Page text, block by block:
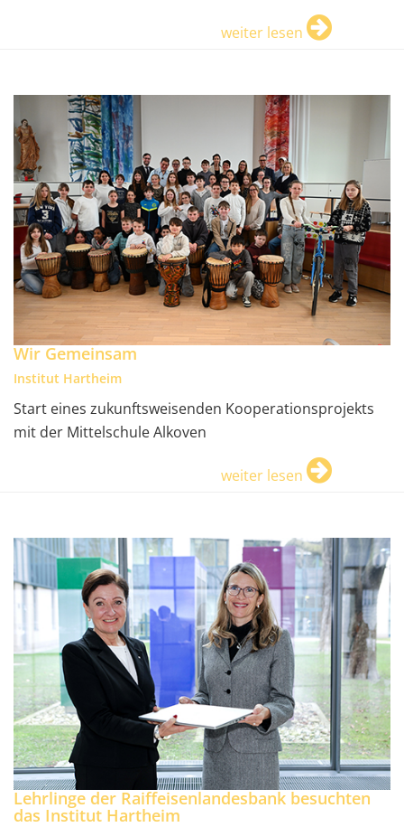
weiter lesen
Wir Gemeinsam
Institut Hartheim
Start eines zukunftsweisenden Kooperationsprojekts
mit der Mittelschule Alkoven
weiter lesen
Lehrlinge der Raiffeisenlandesbank besuchten
das Institut Hartheim